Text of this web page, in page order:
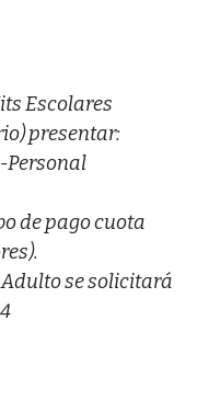
Escolares
presentar:
Personal
de pago cuota
se solicitará